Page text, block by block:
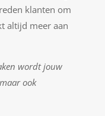
klanten om
altijd meer aan
wordt jouw
ook